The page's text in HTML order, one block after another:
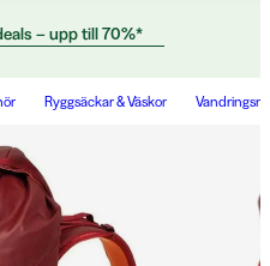
– upp till 70%*
Ryggsäckar & Väskor